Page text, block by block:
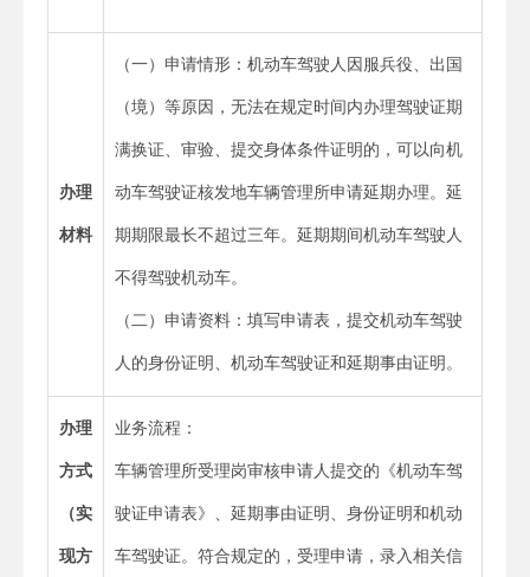
办理
材料
（一）申请情形：机动车驾驶人因服兵役、出国
（境）等原因，无法在规定时间内办理驾驶证期
满换证、审验、提交身体条件证明的，可以向机
动车驾驶证核发地车辆管理所申请延期办理。延
期期限最长不超过三年。延期期间机动车驾驶人
不得驾驶机动车。
（二）申请资料：填写申请表，提交机动车驾驶
人的身份证明、机动车驾驶证和延期事由证明。
办理
方式
（实
现方
业务流程：
车辆管理所受理岗审核申请人提交的《机动车驾
驶证申请表》、延期事由证明、身份证明和机动
车驾驶证。符合规定的，受理申请，录入相关信